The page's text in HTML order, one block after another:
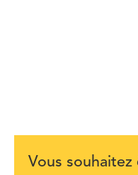
Vous souhaitez